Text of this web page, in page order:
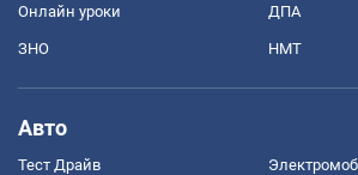
Онлайн уроки ДПА
ЗНО НМТ
Авто
Тест Драйв